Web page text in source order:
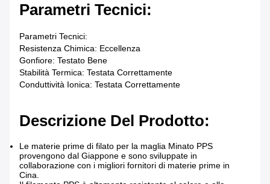
Parametri Tecnici:
Parametri Tecnici:
Resistenza Chimica: Eccellenza
Gonfiore: Testato Bene
Stabilità Termica: Testata Correttamente
Conduttività Ionica: Testata Correttamente
Descrizione Del Prodotto:
Le materie prime di filato per la maglia Minato PPS
provengono dal Giappone e sono sviluppate in
collaborazione con i migliori fornitori di materie prime in
Cina.